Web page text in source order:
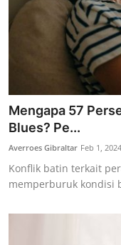
Mengapa 57
Blues? Pe...
Averroes Gibraltar Feb 1, 2024
Konflik batin terkait
memperburuk kondisi